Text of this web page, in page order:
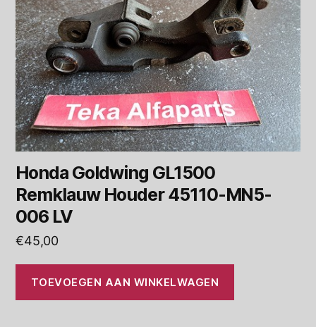
Honda Goldwing GL1500
Remklauw Houder 45110-MN5-
006 LV
€45,00
TOEVOEGEN AAN WINKELWAGEN